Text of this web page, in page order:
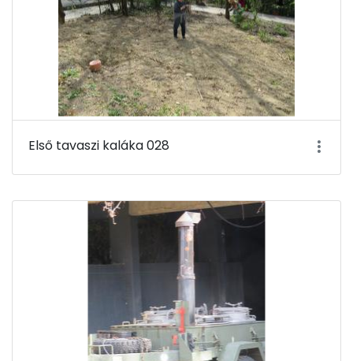
Első tavaszi kaláka 028